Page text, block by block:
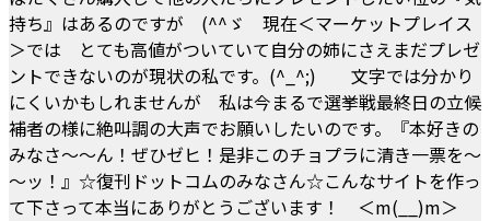
持ち』はあるのですが (^^ゞ 現在＜マーケットプレイス
＞では とても高値がついていて自分の姉にさえまだプレゼ
ントできないのが現状の私です。(^_^;) 文字では分かり
にくいかもしれませんが 私は今まるで選挙戦最終日の立候
補者の様に絶叫調の大声でお願いしたいのです。『本好きの
みなさ～～ん！ぜひゼヒ！是非このチョプラに清き一票を～
～ッ！』☆復刊ドットコムのみなさん☆こんなサイトを作っ
て下さって本当にありがとうございます！ ＜m(__)m＞